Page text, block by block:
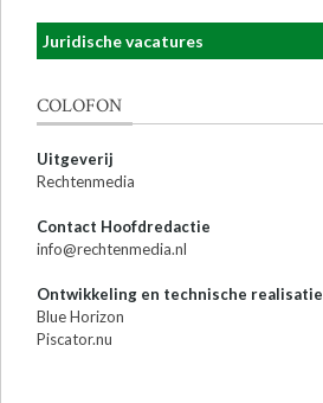
Juridische vacatures
COLOFON
Uitgeverij
Rechtenmedia
Contact Hoofdredactie
info@rechtenmedia.nl
Ontwikkeling en technische realisatie
Blue Horizon
Piscator.nu